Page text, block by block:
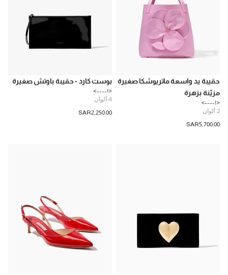
حقيبة يد واسعة ماتريوشكا صغيرة
مزيّنة بزهرة
<!---->
2 ألوان
SAR‌5,700.00
بوست كارد - حقيبة باوتش صغيرة
<!---->
4 ألوان
SAR‌2,250.00